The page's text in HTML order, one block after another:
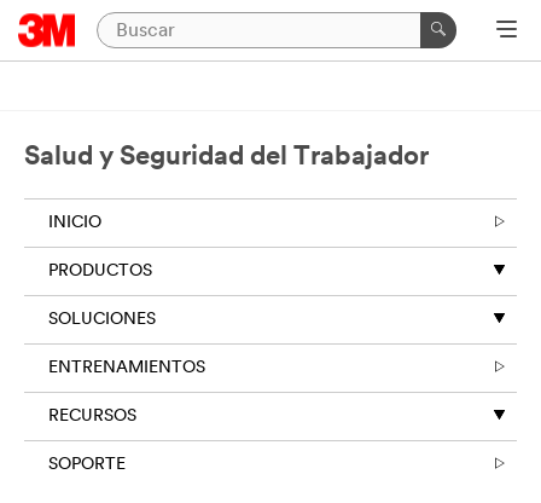
Salud y Seguridad del Trabajador
INICIO
PRODUCTOS
SOLUCIONES
ENTRENAMIENTOS
RECURSOS
SOPORTE